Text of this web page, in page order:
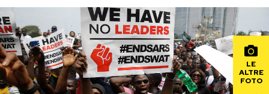
Mondiali calcio 2026
PODCAST
LE
ALTRE
FOTO